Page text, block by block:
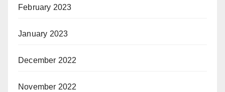
February 2023
January 2023
December 2022
November 2022